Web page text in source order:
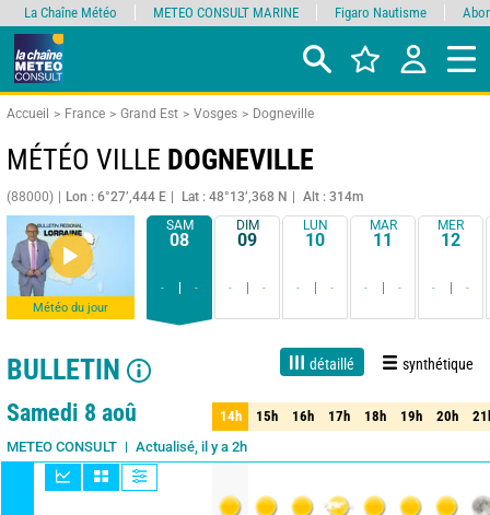
Accueil France Grand Est Vosges Dogneville
MÉTÉO VILLE DOGNEVILLE
(88000) Lon : 6°27’,444 E Lat : 48°13’,368 N Alt : 314m
Météo du jour
SAM
08
- -
DIM
09
- -
LUN
10
- -
MAR
11
- -
MER
12
- -
BULLETIN détaillé synthétique
Live 1 jour 3 jours 15 jours Fiabilité 90%
Samedi 8 aoû
METEO CONSULT Actualisé, il y a 2h
14h 15h 16h 17h 18h 19h 20h
14h 15h 16h 17h 18h 19h 20h
La Chaîne Météo METEO CONSULT MARINE Figaro Nautisme